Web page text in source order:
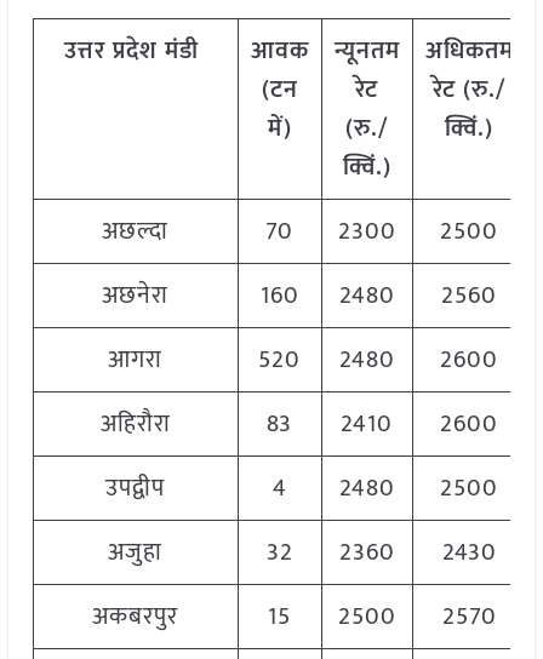
उत्तरप्रदेश मंडी
आवक
(टन
में)
न्यूनतम
रेट
(रु./
क्विं.)
अधिकतम
रेट (रु./
क्विं.)
अछल्दा 70 2300 2500
अछनेरा
160 2480 2560
आगरा
520 2480 2600
अहिरौरा
83 2410 2600
उपद्वीप
4 2480 2500
अजुहा
32 2360 2430
अकबरपुर
15 2500 2570